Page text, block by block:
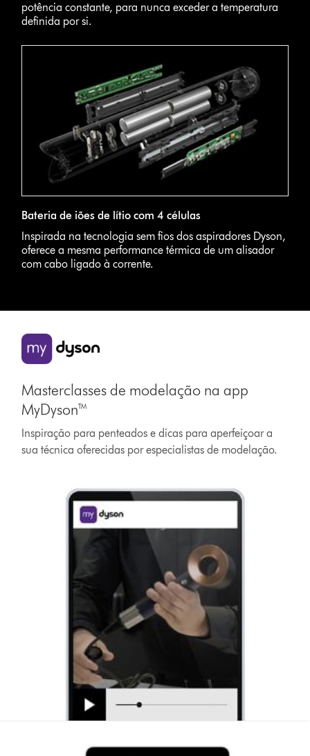
potência constante, para nunca exceder a temperatura
definida por si.
Bateria de iões de lítio com 4 células
Inspirada na tecnologia sem fios dos aspiradores Dyson,
oferece a mesma performance térmica de um alisador
com cabo ligado à corrente.
Masterclasses de modelação na app
MyDyson™
Inspiração para penteados e dicas para aperfeiçoar a
sua técnica oferecidas por especialistas de modelação.